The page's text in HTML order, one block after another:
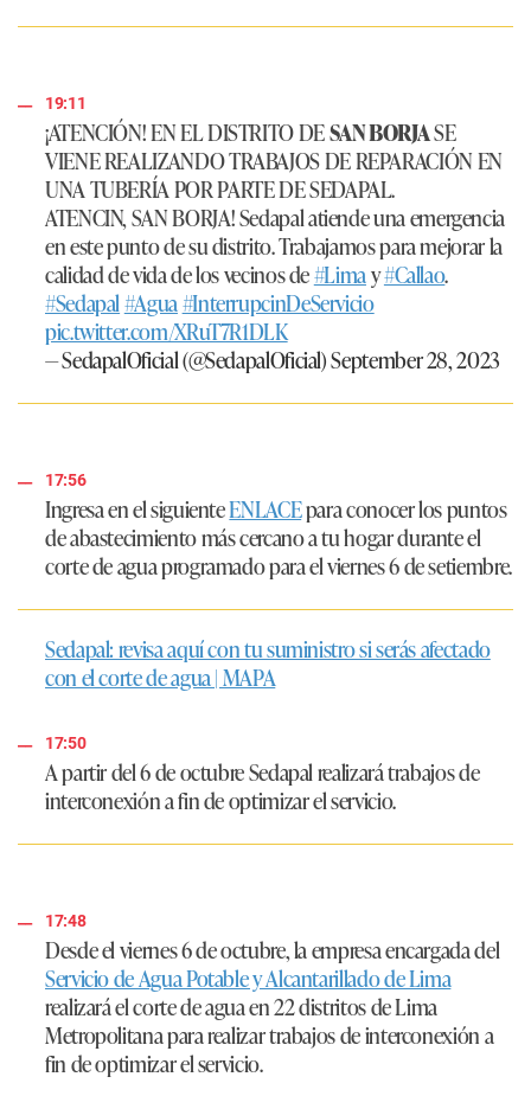
19:11
¡ATENCIÓN! EN EL DISTRITO DESAN BORJASE
VIENE REALIZANDO TRABAJOS DE REPARACIÓN EN
UNA TUBERÍA POR PARTE DE SEDAPAL.
ATENCIN, SAN BORJA! Sedapal atiende una emergencia
en este punto de su distrito. Trabajamos para mejorar la
calidad de vida de los vecinos de#Limay#Callao.
#Sedapal#Agua#InterrupcinDeServicio
pic.twitter.com/XRuT7R1DLK
— SedapalOficial (@SedapalOficial)September 28, 2023
17:56
Ingresa en el siguienteENLACEpara conocer los puntos
de abastecimiento más cercano a tu hogar durante el
corte de agua programado para el viernes 6 de setiembre.
Sedapal: revisa aquí con tu suministro si serás afectado
con el corte de agua | MAPA
17:50
A partir del 6 de octubre Sedapal realizará trabajos de
interconexión a fin de optimizar el servicio.
17:48
Desde el viernes 6 de octubre, la empresa encargada del
Servicio de Agua Potable y Alcantarillado de Lima
realizará el corte de agua en 22 distritos de Lima
Metropolitana para realizar trabajos de interconexión a
fin de optimizar el servicio.